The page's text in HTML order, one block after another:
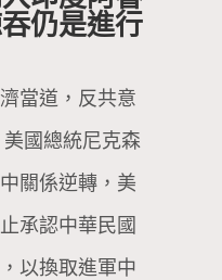
仍是進行
當道，反共意
國總統尼克森
關係逆轉，美
承認中華民國
以換取進軍中